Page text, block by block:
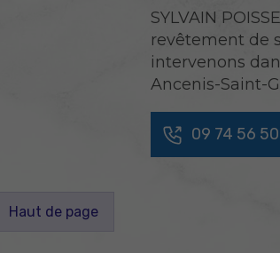
SYLVAIN
revêtement de
intervenons
Ancenis-Saint-
09 74 56
Haut de page